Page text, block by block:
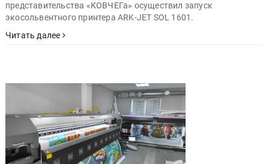
представительства «КОВЧЕГа» осуществил запуск
экосольвентного принтера ARK-JET SOL 1601.
Читать далее